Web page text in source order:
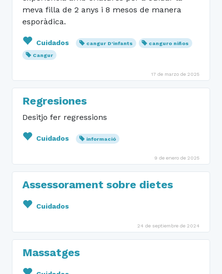
meva filla de 2 anys i 8 mesos de manera
esporàdica.
Cuidados cangur D'infants
canguro niños
Cangur
17 de marzo de 2025
Regresiones
Desitjo fer regressions
Cuidados informació
9 de enero de 2025
Assessorament sobre dietes
Cuidados
24 de septiembre de 2024
Massatges